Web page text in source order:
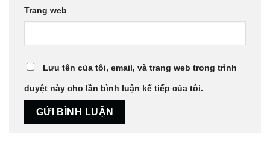
Trang web
Lưu tên của tôi, email, và trang web trong trình
duyệt này cho lần bình luận kế tiếp của tôi.